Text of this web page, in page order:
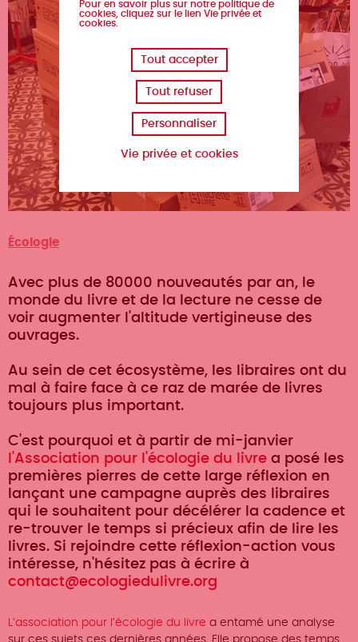
Catégorie
Écologie
Avec plus de 80000 nouveautés par an, le
monde du livre et de la lecture ne cesse de
voir augmenter l'altitude vertigineuse des
ouvrages.
Au sein de cet écosystème, les libraires ont du
mal à faire face à ce raz de marée de livres
toujours plus important.
C'est pourquoi et à partir de mi-janvier
l'Association pour l'écologie du livre a posé les
premières pierres de cette large réflexion en
lançant une campagne auprès des libraires
qui le souhaitent pour décélérer la cadence et
re-trouver le temps si précieux afin de lire les
livres. Si rejoindre cette réflexion-action vous
intéresse, n'hésitez pas à écrire à
contact@ecologiedulivre.org
L’association pour l’écologie du livre a entamé une analyse
sur ces sujets ces dernières années. Elle propose des temps
Pour en savoir plus sur notre politique de
cookies, cliquez sur le lien Vie privée et
cookies.
Tout accepter
Tout refuser
Personnaliser
Vie privée et cookies